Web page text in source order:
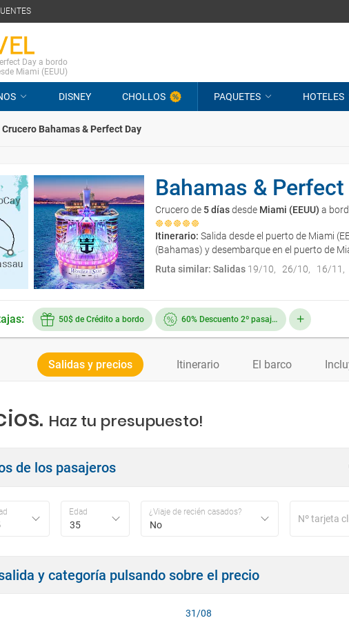
Day a bordo
Miami (EEUU)
DISNEY CHOLLOS PAQUETES HOTELES
Crucero Bahamas & Perfect Day
Bahamas & Perfect
Crucero de 5 díasdesde Miami (EEUU) a
Itinerario: Salida desde el puerto de Miami
(Bahamas) y desembarque en el puerto de
Ruta similar: Salidas 19/10 26/10 16/11
50$ de Crédito a bordo 60% Descuento 2º pasajero
Salidas y precios Itinerario El barco
Haz tu presupuesto!
de los pasajeros
Edad
35
¿Viaje de recién casados?
No
y categoría pulsando sobre el precio
31/08